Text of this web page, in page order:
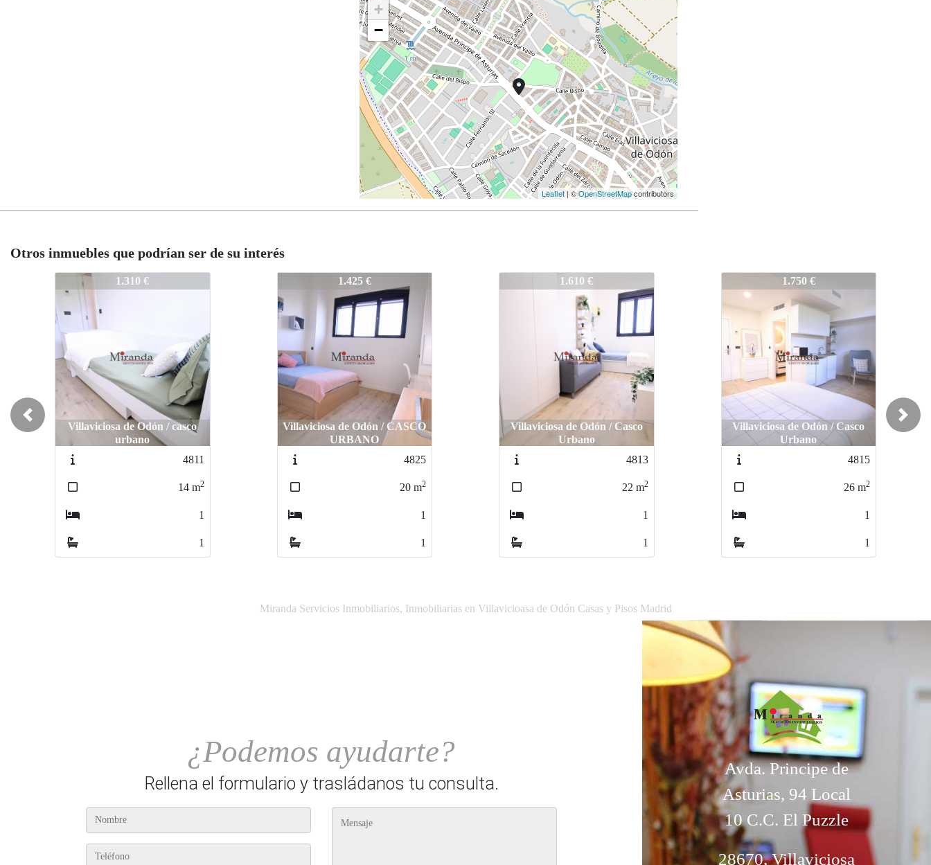
+
−
Leaflet| ©OpenStreetMapcontributors
Otros inmuebles que podrían ser de su interés
4814
1.425 €
Villaviciosa de Odón / CASCO
URBANO
4825
20 m2
1
1
1.610 €
Villaviciosa de Odón / Casco
Urbano
4813
22 m2
1
1
1.750 €
Villaviciosa de Odón / Casco
Urbano
4815
26 m2
1
1
1.310 €
Villaviciosa de Odón / casco
urbano
4811
14 m2
1
1
Previous Next
Miranda Servicios Inmobiliarios, Inmobiliarias en Villavicioasa de Odón Casas y Pisos Madrid
¿Podemos ayudarte?
Rellena el formulario y trasládanos tu consulta.
nombre
teléfono
Avda. Principe de
Asturias, 94 Local
10 C.C. El Puzzle
28670, Villaviciosa